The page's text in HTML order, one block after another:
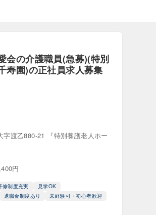
会の介護職員(急募)(特別
寿園)の正社員求人募集
字渡乙880-21 『特別養護老人ホー
円
修制度充実
見学OK
退職金制度あり
未経験可・初心者歓迎